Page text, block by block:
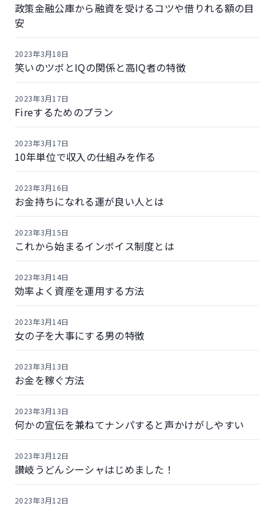
政策金融公庫から融資を受けるコツや借りれる額の目
安
笑いのツボとIQの関係と高IQ者の特徴
2023年3月18日
Fireするためのプラン
2023年3月17日
10年単位で収入の仕組みを作る
2023年3月17日
お金持ちになれる運が良い人とは
2023年3月16日
これから始まるインボイス制度とは
2023年3月15日
効率よく資産を運用する方法
2023年3月14日
女の子を大事にする男の特徴
2023年3月14日
お金を稼ぐ方法
2023年3月13日
何かの宣伝を兼ねてナンパすると声かけがしやすい
2023年3月13日
讃岐うどんシーシャはじめました！
2023年3月12日
2023年3月12日